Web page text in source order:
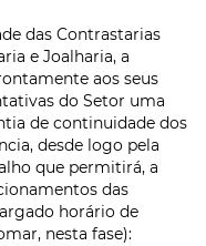
das Contrastarias
e Joalharia, a
aos seus
do Setor uma
de continuidade dos
desde logo pela
que permitirá, a
das
horário de
nesta fase):